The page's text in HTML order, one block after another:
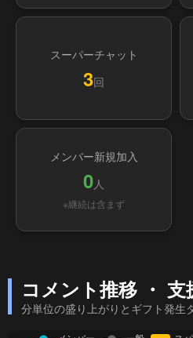
スーパーチャット
3回
メンバー新規加入
0人
※継続は含まず
コメント推移 ・ 支
分単位の盛り上がりとギフト発生